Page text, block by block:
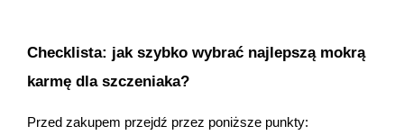
Checklista: jak szybko wybrać najlepszą mokrą
karmę dla szczeniaka?
Przed zakupem przejdź przez poniższe punkty: